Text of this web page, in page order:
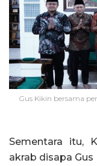
Gus Kikin bersama
Sementara itu,
akrab disapa